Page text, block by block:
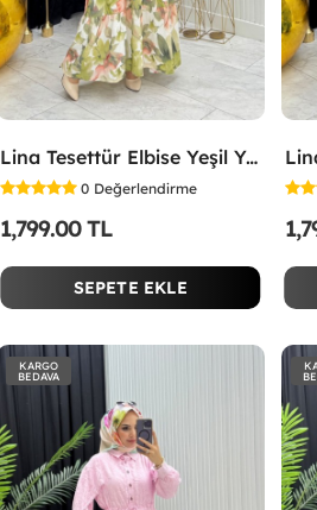
Lina Tesettür Elbise Yeşil Yeşil
0 Değerlendirme
1,799.00 TL
SEPETE EKLE
KARGO
BEDAVA